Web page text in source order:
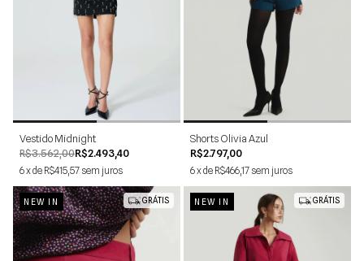
Vestido Midnight
R$2.493,40
R$3.562,00
6xde R$415,57 sem juros
G
Shorts Olivia Azul
R$2.797,00
6xde R$466,17 sem juros
40 42
GRÁTIS
NEW IN GRÁTIS
NEW IN